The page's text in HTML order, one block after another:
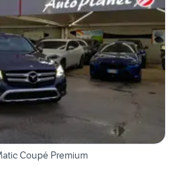
Coupé Premium